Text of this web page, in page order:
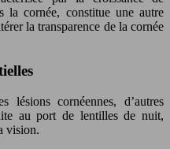
la cornée, constitue une autre
la transparence de la cornée
cornéennes, d’autres
au port de lentilles de nuit,
vision.